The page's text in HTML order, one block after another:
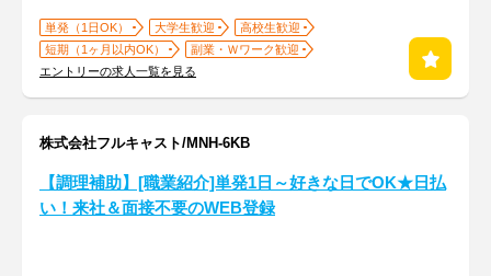
単発（1日OK） 大学生歓迎
高校生歓迎
短期（1ヶ月以内OK）
副業・Ｗワーク歓迎
エントリーの求人一覧を見る
株式会社フルキャスト/MNH-6KB
【調理補助】[職業紹介]単発1日～好きな日でOK★日払
い！来社＆面接不要のWEB登録